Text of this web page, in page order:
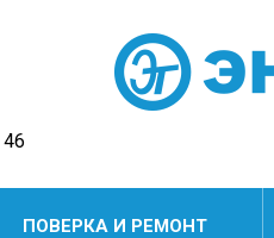
ПОВЕРКА И РЕМОНТ